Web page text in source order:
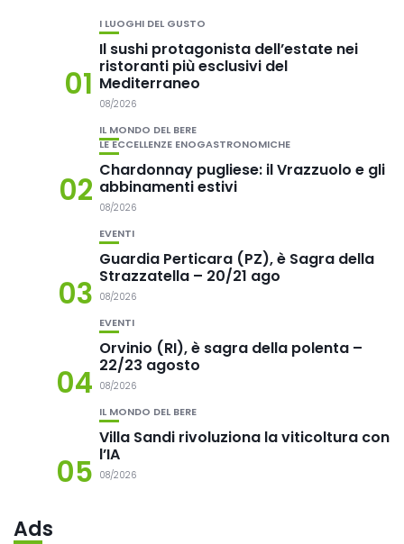
01
I LUOGHI DEL GUSTO
Il sushi protagonista dell’estate nei
ristoranti più esclusivi del
Mediterraneo
08/2026
02
IL MONDO DEL BERE
LE ECCELLENZE ENOGASTRONOMICHE
Chardonnay pugliese: il Vrazzuolo e gli
abbinamenti estivi
08/2026
03
EVENTI
Guardia Perticara (PZ), è Sagra della
Strazzatella – 20/21 ago
08/2026
04
EVENTI
Orvinio (RI), è sagra della polenta –
22/23 agosto
08/2026
05
IL MONDO DEL BERE
Villa Sandi rivoluziona la viticoltura con
l’IA
08/2026
Ads